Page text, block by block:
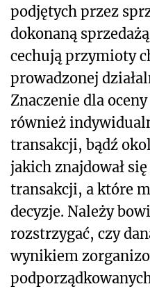
podjętych przez
dokonaną
cechują przymioty
prowadzonej
Znaczenie dla
również
transakcji, bądź
jakich znajdował
transakcji, a które
decyzje. Należy
rozstrzygać, czy
wynikiem